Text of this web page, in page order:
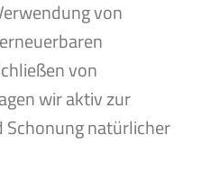
von
von
wir aktiv zur
natürlicher